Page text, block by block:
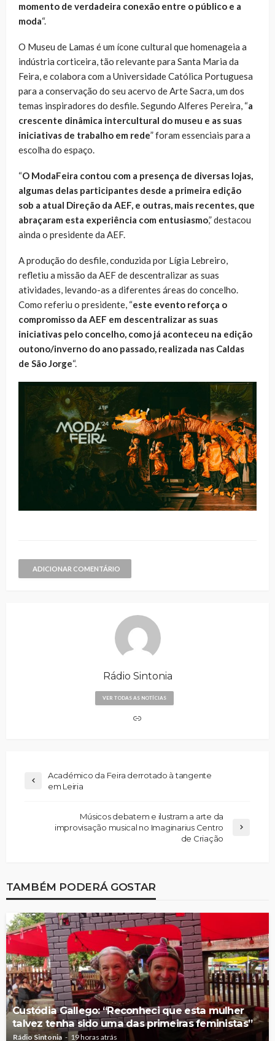
momento de verdadeira conexão entre o público e a
moda“.
O Museu de Lamas é um ícone cultural que homenageia a
indústria corticeira, tão relevante para Santa Maria da
Feira, e colabora com a Universidade Católica Portuguesa
para a conservação do seu acervo de Arte Sacra, um dos
temas inspiradores do desfile. Segundo Alferes Pereira, “a
crescente dinâmica intercultural do museu e as suas
iniciativas de trabalho em rede” foram essenciais para a
escolha do espaço.
“O ModaFeira contou com a presença de diversas lojas,
algumas delas participantes desde a primeira edição
sob a atual Direção da AEF, e outras, mais recentes, que
abraçaram esta experiência com entusiasmo,” destacou
ainda o presidente da AEF.
A produção do desfile, conduzida por Lígia Lebreiro,
refletiu a missão da AEF de descentralizar as suas
atividades, levando-as a diferentes áreas do concelho.
Como referiu o presidente, “este evento reforça o
compromisso da AEF em descentralizar as suas
iniciativas pelo concelho, como já aconteceu na edição
outono/inverno do ano passado, realizada nas Caldas
de São Jorge“.
ADICIONAR COMENTÁRIO
Rádio Sintonia
VER TODAS AS NOTÍCIAS
Académico da Feira derrotado à tangente
em Leiria
Músicos debatem e ilustram a arte da
improvisação musical no Imaginarius Centro
de Criação
TAMBÉM PODERÁ GOSTAR
Custódia Gallego: “Reconheci que esta mulher
talvez tenha sido uma das primeiras feministas”
Rádio Sintonia 19 horas atrás